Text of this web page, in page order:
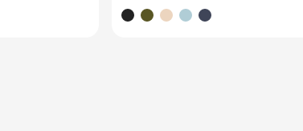
noir kaki écru
beigebaby bluebleu foncé